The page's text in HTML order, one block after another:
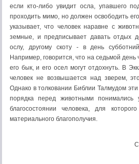
если кто-либо увидит осла, упавшего
проходить мимо, но должен освободить
указывает, что человек наравне с
земные, и предписывает давать отдых
ослу, другому скоту - в день
Например, говорится, что на седьмой день
его бык, и его осел могут отдохнуть. В
человек не возвышается над зверем,
Однако в толковании Библии Талмудом
порядка перед животными
благосостоянии человека, для
материального благополучия.